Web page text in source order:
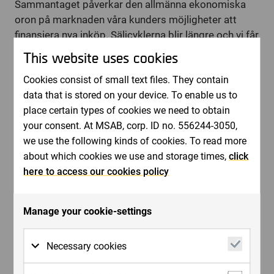
Sammantaget påverkar den allmänna ekonomiska
oron på marknaden våra kunders möjligheter att
finansiera nya inköp. Säljcyklerna blir längre och vi får
avsätta mer tid för varje enskild affär på ett sätt som
vi inte behövde för ett år sedan.
XRY-konceptet har framtiden för sig även på mer
avlägsna geografiska marknader. Latinamerika med
Brasilien i spetsen är en marknad där vi ser väldigt
mycket intressant hända. Vi valde under våren att
omorganisera marknadsorganisationen med syftet
att öka bearbetningen av länderna i denna region.
Inom kort kommer Latinamerika bearbetas av vår
världens 10 största ekonomier och samtidigt
Vi ser hur marknaden för mobile forensic-produkter
fortsätter utvecklas och bolaget arbetar med flera
This website uses cookies
Cookies consist of small text files. They contain
data that is stored on your device. To enable us to
place certain types of cookies we need to obtain
your consent. At MSAB, corp. ID no. 556244-3050,
we use the following kinds of cookies. To read more
about which cookies we use and storage times,click
here to access our cookies policy
Manage your cookie-settings
Necessary cookies
Necessary cookies are cookies that must be